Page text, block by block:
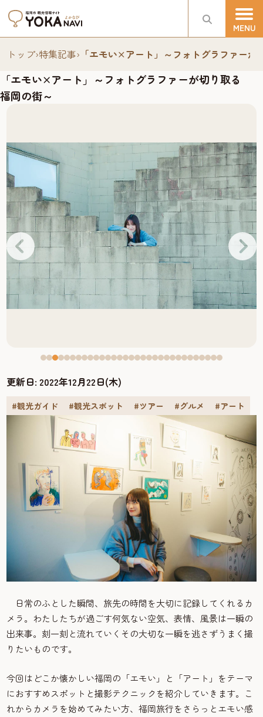
トップ›特集記事› 「エモい×アート」～フォトグラファーが
「エモい×アート」～フォトグラファーが切り取る
福岡の街～
更新日:2022年12月22日(木)
#観光ガイド #観光スポット #ツアー #グルメ #アート
日常のふとした瞬間、旅先の時間を大切に記録してくれるカ
メラ。わたしたちが過ごす何気ない空気、表情、風景は一瞬の
出来事。刻一刻と流れていくその大切な一瞬を逃さずうまく撮
りたいものです。
今回はどこか懐かしい福岡の「エモい」と「アート」をテーマ
におすすめスポットと撮影テクニックを紹介していきます。こ
れからカメラを始めてみたい方、福岡旅行をさらっとエモい感